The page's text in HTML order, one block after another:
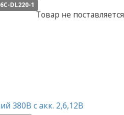
DL220-1
Товар не поставляется
380В с акк. 2,6,12В